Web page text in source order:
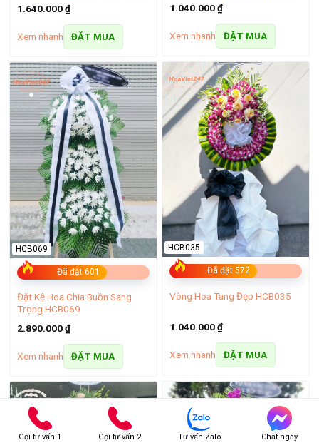
1.640.000₫
Xem nhanh ĐẶT MUA
1.040.000₫
Xem nhanh ĐẶT MUA
Đã đặt 601
HCB069
Đặt Kệ Hoa Chia Buồn Sang
Trọng HCB069
2.890.000₫
Xem nhanh ĐẶT MUA
Đã đặt 572
HCB035
Vòng Hoa Tang Đẹp HCB035
1.040.000₫
Xem nhanh ĐẶT MUA
Gọi tư vấn 1 Gọi tư vấn 2 Tư vấn Zalo Chat ngay